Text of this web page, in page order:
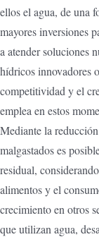
ellos el agua, de una
mayores inversiones
a atender soluciones
hídricos innovadores
competitividad y el
emplea en estos
Mediante la
malgastados es
residual,
alimentos y el
crecimiento en otros
que utilizan agua,